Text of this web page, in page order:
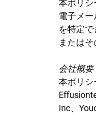
本ポリシ
電子メ
を特定
または
会社概要
本ポリシ
Inc、